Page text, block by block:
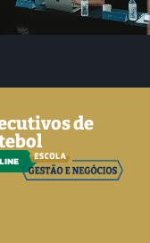
de